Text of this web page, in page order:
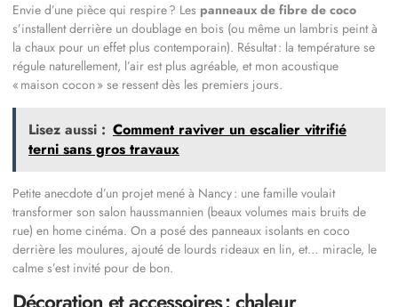
Envie d’une pièce qui respire ? Les panneaux de fibre de coco
s’installent derrière un doublage en bois (ou même un lambris peint à
la chaux pour un effet plus contemporain). Résultat : la température se
régule naturellement, l’air est plus agréable, et mon acoustique
« maison cocon » se ressent dès les premiers jours.
Lisez aussi : Comment raviver un escalier vitrifié
terni sans gros travaux
Petite anecdote d’un projet mené à Nancy : une famille voulait
transformer son salon haussmannien (beaux volumes mais bruits de
rue) en home cinéma. On a posé des panneaux isolants en coco
derrière les moulures, ajouté de lourds rideaux en lin, et… miracle, le
calme s’est invité pour de bon.